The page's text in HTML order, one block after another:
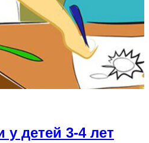
у детей 3-4 лет